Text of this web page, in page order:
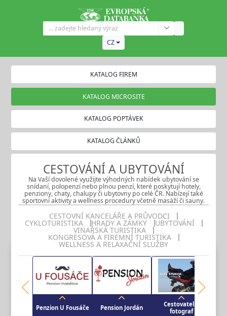
CZ
KATALOG FIREM
KATALOG MICROSITE
KATALOG POPTÁVEK
KATALOG ČLÁNKŮ
CESTOVÁNÍ A UBYTOVÁNÍ
Na Vaší dovolené využijte výhodných nabídek ubytování se
snídaní, polopenzí nebo plnou penzí, které poskytují hotely,
penziony, chaty, chalupy či ubytovny po celé ČR. Nabízejí také
sportovní aktivity a wellness procedury včetně masáží či sauny.
CESTOVNÍ KANCELÁŘE A PRŮVODCI
CYKLOTURISTIKA HRADY A ZÁMKY UBYTOVÁNÍ
VINAŘSKÁ TURISTIKA
KONGRESOVÁ A FIREMNÍ TURISTIKA
WELLNESS A RELAXAČNÍ SLUŽBY
Penzion U Fousáče Pension Jordán
Cestovatel a
fotograf